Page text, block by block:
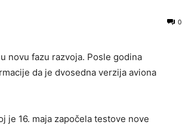
0
novu fazu razvoja. Posle godina
da je dvosedna verzija aviona
je 16. maja započela testove nove